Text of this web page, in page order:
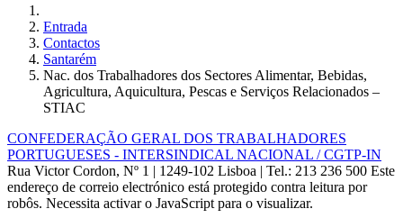
Entrada
Contactos
Santarém
Nac. dos Trabalhadores dos Sectores Alimentar, Bebidas,
Agricultura, Aquicultura, Pescas e Serviços Relacionados –
STIAC
CONFEDERAÇÃO GERAL DOS TRABALHADORES
PORTUGUESES - INTERSINDICAL NACIONAL / CGTP-IN
Rua Victor Cordon, Nº 1 | 1249-102 Lisboa | Tel.: 213 236 500 Este
endereço de correio electrónico está protegido contra leitura por
robôs. Necessita activar o JavaScript para o visualizar.